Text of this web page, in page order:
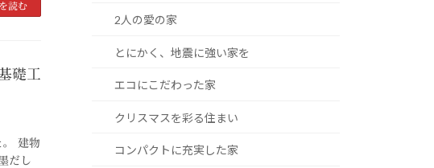
読む
礎工
。 建物
だし
2人の愛の家
とにかく、地震に強い家を
エコにこだわった家
クリスマスを彩る住まい
コンパクトに充実した家